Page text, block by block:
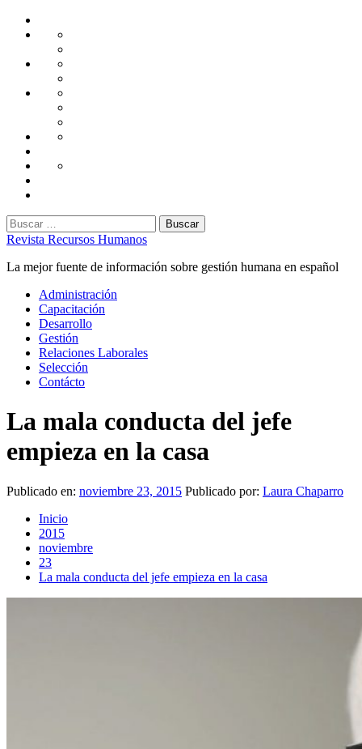
Saltar
Administración
Capacitación
Desarrollo
Gestión
Laborales
Selección
Buscar:
Revista Recursos Humanos
La mejor fuente de información sobre gestión humana en español
Menú
principal
Administración
Capacitación
Desarrollo
Gestión
Relaciones Laborales
Selección
Contácto
La mala conducta del jefe
empieza en la casa
Publicado en: noviembre 23, 2015 Publicado por: Laura Chaparro
Inicio
2015
noviembre
23
La mala conducta del jefe empieza en la casa